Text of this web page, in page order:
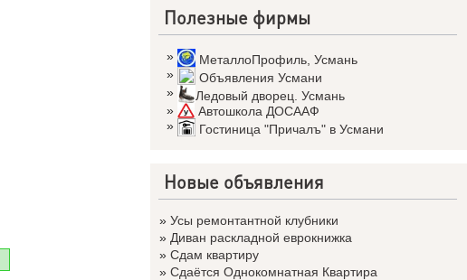
Полезные фирмы
» МеталлоПрофиль Усмань
»
Объявления Усмани
»
Ледовый дворец. Усмань
»
Автошкола ДОСААФ
»
Гостиница "Причалъ" в Усмани
Новые объявления
» Усы ремонтантной клубники
» Диван раскладной еврокнижка
» Сдам квартиру
» Сдаётся Однокомнатная Квартира